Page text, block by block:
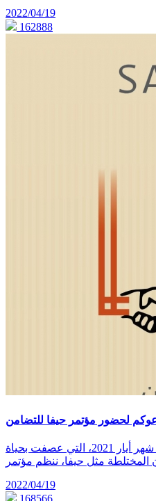
2022/04/19
162888
لحضور مؤتمر حيفا للتضامن
في ذكرى مرور عام على أحداث شهر أيار 2021، التي عصفت بحياة
مثل حيفا، ننظم مؤتمر
2022/04/19
168566